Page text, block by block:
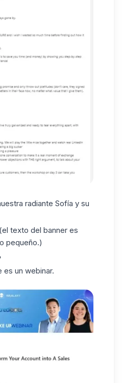
radiante Sofía y su
texto del banner es
pequeño.)
es un webinar.